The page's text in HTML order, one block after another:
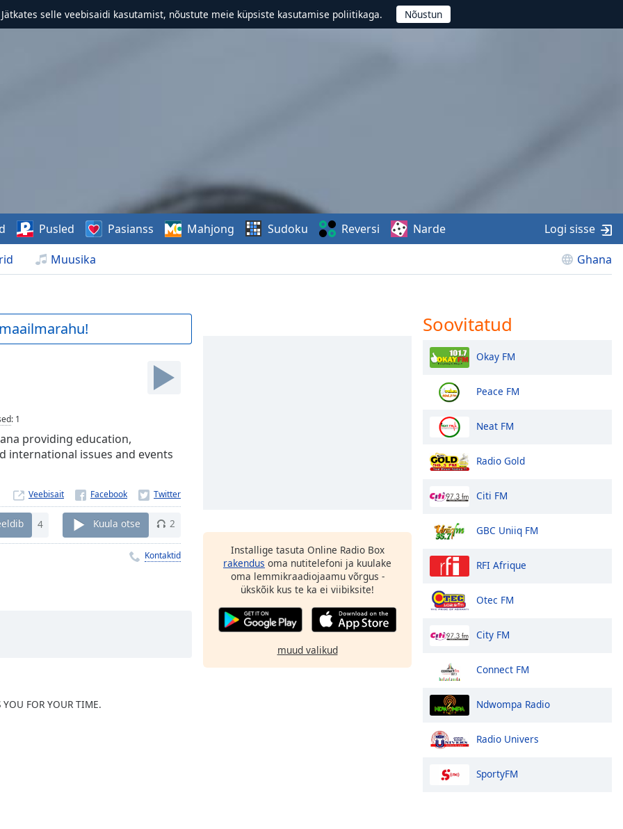
Jätkates selle veebisaidi kasutamist, nõustute meie küpsiste kasutamise poliitikaga.
Muusika Ghana
Pusled Pasianss Mahjong Sudoku Reversi Narde Logi sisse
: 1
providing education,
issues and events
Veebisait
4 Kuula otse 2
Kontaktid
FOR YOUR TIME.
Installige tasuta Online Radio Box
rakendus oma nutitelefoni ja kuulake
oma lemmikraadiojaamu võrgus -
ükskõik kus te ka ei viibiksite!
muud valikud
Soovitatud
Okay FM
Peace FM
Neat FM
Radio Gold
Citi FM
GBC Uniiq FM
RFI Afrique
Otec FM
City FM
Connect FM
Ndwompa Radio
Radio Univers
SportyFM